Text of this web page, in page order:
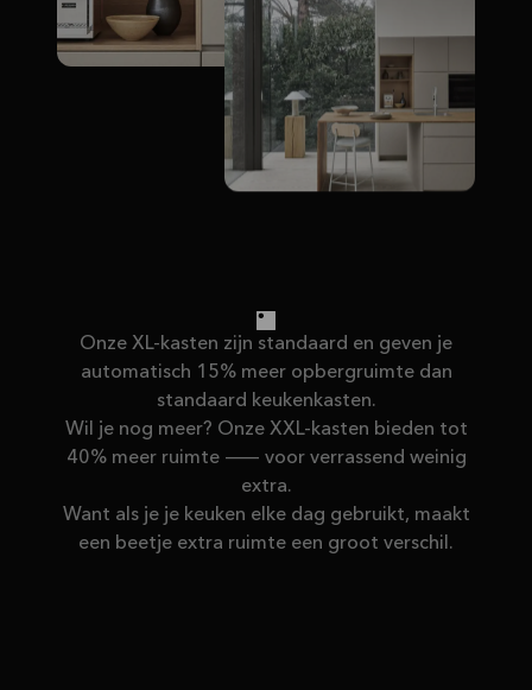
Onze XL-kasten zijn standaard en geven je
automatisch 15% meer opbergruimte dan
standaard keukenkasten.
Wil je nog meer? Onze XXL-kasten bieden tot
40% meer ruimte — voor verrassend weinig
extra.
Want als je je keuken elke dag gebruikt, maakt
een beetje extra ruimte een groot verschil.